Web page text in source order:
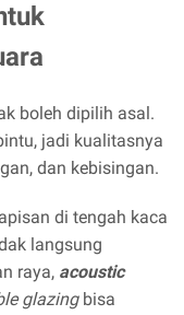
boleh dipilih asal.
jadi kualitasnya
dan kebisingan.
di tengah kaca
langsung
raya, acoustic
glazingbisa